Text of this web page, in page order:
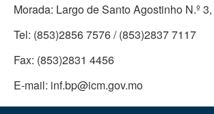
Morada: Largo de Santo Agostinho N.º
Tel: (853)2856 7576 / (853)2837 7117
Fax: (853)2831 4456
E-mail: inf.bp@icm.gov.mo